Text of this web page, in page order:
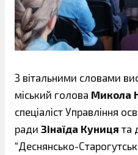
З вітальними словами
міський голова Микола
спеціаліст Управління
ради Зінаїда Куниця та
“Деснянсько-